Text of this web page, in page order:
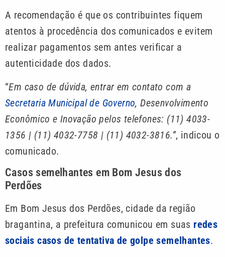
A recomendação é que os contribuintes fiquem
atentos à procedência dos comunicados e evitem
realizar pagamentos sem antes verificar a
autenticidade dos dados.
“Em caso de dúvida, entrar em contato com a
Secretaria Municipal de Governo, Desenvolvimento
Econômico e Inovação pelos telefones: (11) 4033-
1356 | (11) 4032-7758 | (11) 4032-3816.”, indicou o
comunicado.
Casos semelhantes em Bom Jesus dos
Perdões
Em Bom Jesus dos Perdões, cidade da região
bragantina, a prefeitura comunicou em suas redes
sociais casos de tentativa de golpe semelhantes.